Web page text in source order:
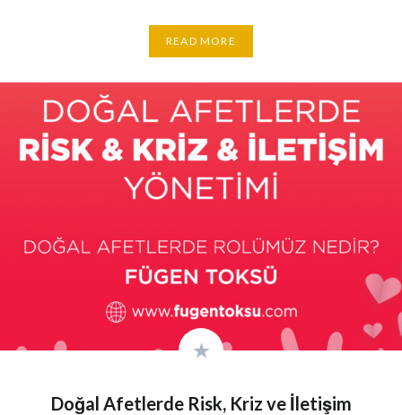
READ MORE
Doğal Afetlerde Risk, Kriz ve İletişim